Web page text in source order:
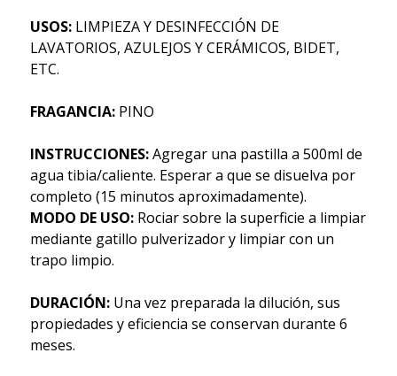
USOS:LIMPIEZA Y DESINFECCIÓN DE
LAVATORIOS, AZULEJOS Y CERÁMICOS, BIDET,
ETC.
FRAGANCIA:PINO
INSTRUCCIONES:Agregar una pastilla a 500ml de
agua tibia/caliente. Esperar a que se disuelva por
completo (15 minutos aproximadamente).
MODO DE USO:Rociar sobre la superficie a limpiar
mediante gatillo pulverizador y limpiar con un
trapo limpio.
DURACIÓN:Una vez preparada la dilución, sus
propiedades y eficiencia se conservan durante 6
meses.